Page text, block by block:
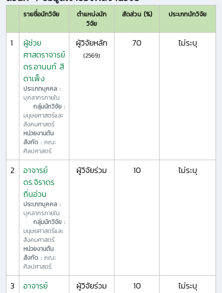
รายชื่อนักวิจัย
ตำแหน่งนัก
วิจัย
สัดส่วน (%) ประเภทนักวิจัย
1
ผู้ช่วย
ศาสตราจารย์
ดร.อานนท์ สี
ดาเพ็ง
ประเภทบุคคล :
บุคลากรภายใน
กลุ่มนักวิจัย :
มนุษยศาสตร์และ
สังคมศาสตร์
หน่วยงานต้น
สังกัด : คณะ
ศิลปศาสตร์
ผู้วิจัยหลัก
(2569)
70 ไม่ระบุ
2
อาจารย์
ดร.จิราดร
ถิ่นอ่วน
ประเภทบุคคล :
บุคลากรภายใน
กลุ่มนักวิจัย :
มนุษยศาสตร์และ
สังคมศาสตร์
หน่วยงานต้น
สังกัด : คณะ
ศิลปศาสตร์
ผู้วิจัยร่วม 10 ไม่ระบุ
3
อาจารย์
ผู้วิจัยร่วม 10 ไม่ระบุ